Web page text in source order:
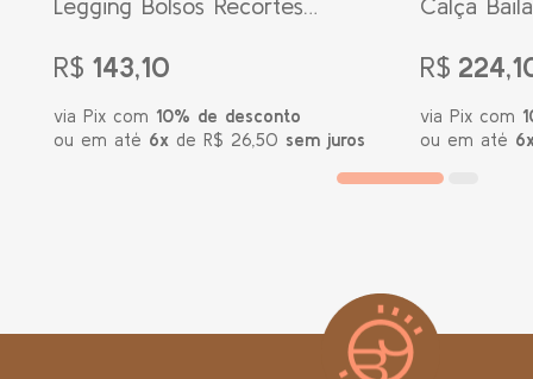
R$ 143,10
via Pix com 10% de desconto
ou em até 6x de R$ 26,50 sem juros
R$
via Pix com
ou em até